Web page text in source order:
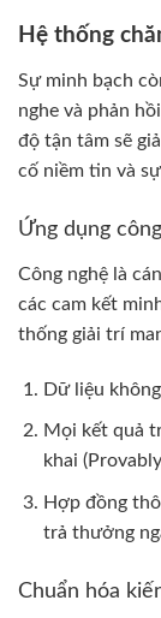
Hệ thống
Sự minh bạch
nghe và phản
độ tận tâm sẽ
cố niềm tin và
Ứng dụng
Công nghệ là
các cam kết
thống giải trí
Dữ liệu
Mọi kết quả
khai
Hợp đồng
trả thưởng
Chuẩn hóa